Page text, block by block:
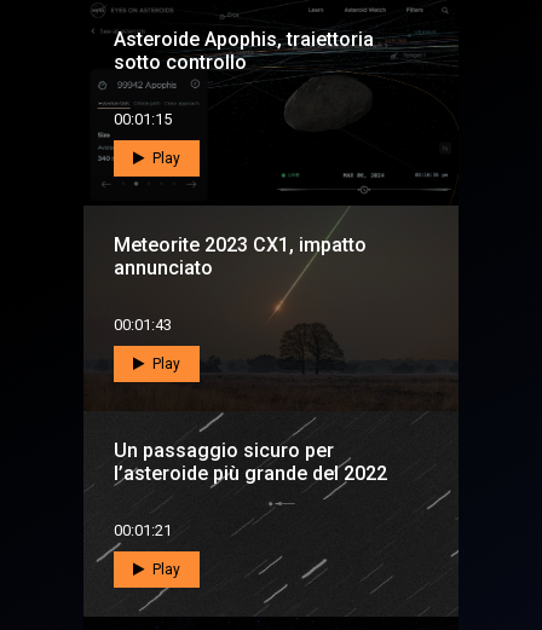
Asteroide Apophis, traiettoria
sotto controllo
00:01:15
Play
Meteorite 2023 CX1, impatto
annunciato
00:01:43
Play
Un passaggio sicuro per
l’asteroide più grande del 2022
00:01:21
Play